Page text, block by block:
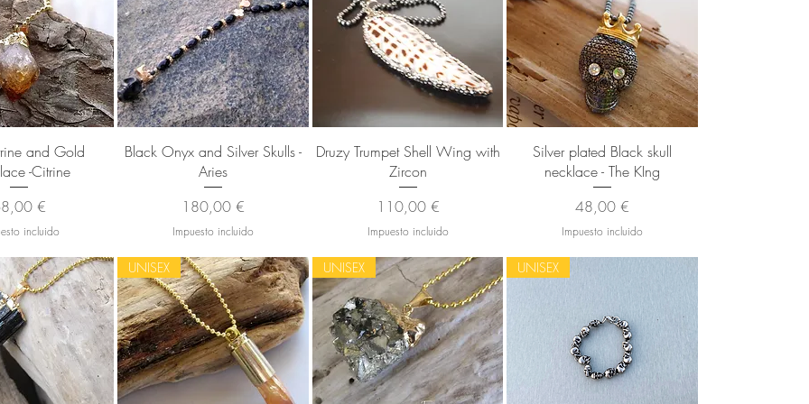
rápida
and Gold
-Citrine
€
incluido
Vista rápida
Black Onyx and Silver Skulls -
Aries
Precio
180,00 €
Impuesto incluido
Vista rápida
Druzy Trumpet Shell Wing with
Zircon
Precio
110,00 €
Impuesto incluido
Vista rápida
Silver plated Black skull
necklace - The KIng
Precio
48,00 €
Impuesto incluido
UNISEX UNISEX UNISEX